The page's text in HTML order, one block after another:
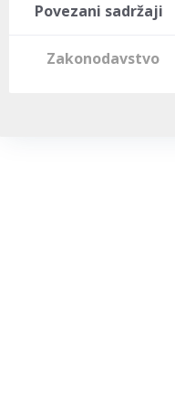
Povezani sadržaji
Zakonodavstvo